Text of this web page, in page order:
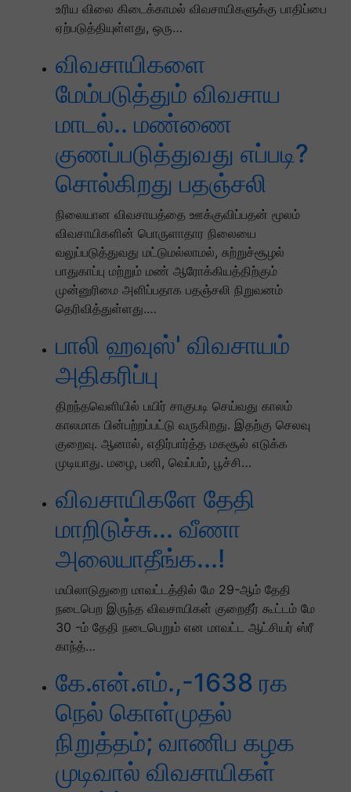
உரிய விலை கிடைக்காமல் விவசாயிகளுக்கு பாதிப்பை
ஏற்படுத்தியுள்ளது, ஒரு…
விவசாயிகளை
மேம்படுத்தும் விவசாய
மாடல்.. மண்ணை
குணப்படுத்துவது எப்படி?
சொல்கிறது பதஞ்சலி
நிலையான விவசாயத்தை ஊக்குவிப்பதன் மூலம்
விவசாயிகளின் பொருளாதார நிலையை
வலுப்படுத்துவது மட்டுமல்லாமல், சுற்றுச்சூழல்
பாதுகாப்பு மற்றும் மண் ஆரோக்கியத்திற்கும்
முன்னுரிமை அளிப்பதாக பதஞ்சலி நிறுவனம்
தெரிவித்துள்ளது.…
பாலி ஹவுஸ்' விவசாயம்
அதிகரிப்பு
திறந்தவெளியில் பயிர் சாகுபடி செய்வது காலம்
காலமாக பின்பற்றப்பட்டு வருகிறது. இதற்கு செலவு
குறைவு. ஆனால், எதிர்பார்த்த மகசூல் எடுக்க
முடியாது. மழை, பனி, வெப்பம், பூச்சி…
விவசாயிகளே தேதி
மாறிடுச்சு... வீணா
அலையாதீங்க...!
மயிலாடுதுறை மாவட்டத்தில் மே 29-ஆம் தேதி
நடைபெற இருந்த விவசாயிகள் குறைதீர் கூட்டம் மே
30 -ம் தேதி நடைபெறும் என மாவட்ட ஆட்சியர் ஸ்ரீ
காந்த்…
கே.என்.எம்.,-1638 ரக
நெல் கொள்முதல்
நிறுத்தம்; வாணிப கழக
முடிவால் விவசாயிகள்